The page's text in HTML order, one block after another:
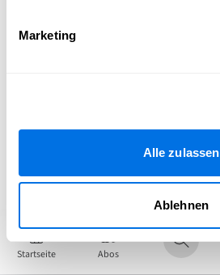
Marketing
Alle zulassen
Ablehnen
Kontakt
Startseite Abos